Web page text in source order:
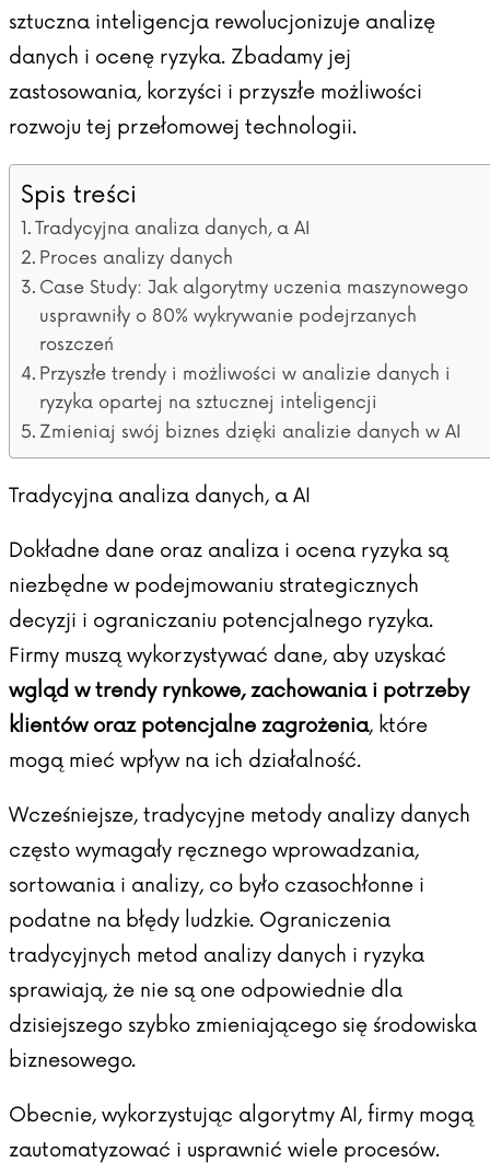
sztuczna inteligencja rewolucjonizuje analizę
danych i ocenę ryzyka. Zbadamy jej
zastosowania, korzyści i przyszłe możliwości
rozwoju tej przełomowej technologii.
Spis treści
Tradycyjna analiza danych, a AI
Proces analizy danych
Case Study: Jak algorytmy uczenia maszynowego
usprawniły o 80% wykrywanie podejrzanych
roszczeń
Przyszłe trendy i możliwości w analizie danych i
ryzyka opartej na sztucznej inteligencji
Zmieniaj swój biznes dzięki analizie danych w AI
Tradycyjna analiza danych, a AI
Dokładne dane oraz analiza i ocena ryzyka są
niezbędne w podejmowaniu strategicznych
decyzji i ograniczaniu potencjalnego ryzyka.
Firmy muszą wykorzystywać dane, aby uzyskać
wgląd w trendy rynkowe, zachowania i potrzeby
klientów oraz potencjalne zagrożenia, które
mogą mieć wpływ na ich działalność.
Wcześniejsze, tradycyjne metody analizy danych
często wymagały ręcznego wprowadzania,
sortowania i analizy, co było czasochłonne i
podatne na błędy ludzkie. Ograniczenia
tradycyjnych metod analizy danych i ryzyka
sprawiają, że nie są one odpowiednie dla
dzisiejszego szybko zmieniającego się środowiska
biznesowego.
Obecnie, wykorzystując algorytmy AI, firmy mogą
zautomatyzować i usprawnić wiele procesów.